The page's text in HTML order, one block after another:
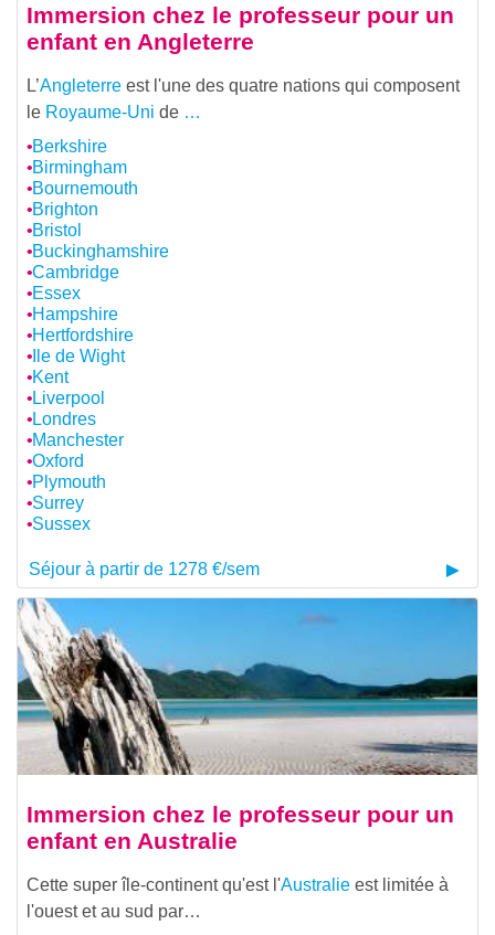
Immersion chez le professeur pour un
enfant en Angleterre
L’Angleterre est l'une des quatre nations qui composent
le Royaume-Uni de …
Berkshire
Birmingham
Bournemouth
Brighton
Bristol
Buckinghamshire
Cambridge
Essex
Hampshire
Hertfordshire
Ile de Wight
Kent
Liverpool
Londres
Manchester
Oxford
Plymouth
Surrey
Sussex
Séjour à partir de 1278 €/sem
Immersion chez le professeur pour un
enfant en Australie
Cette super île-continent qu'est l'Australie est limitée à
l'ouest et au sud par…